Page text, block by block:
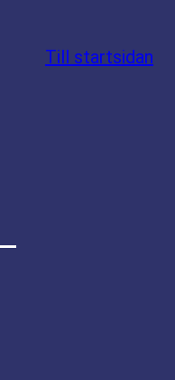
Till startsidan